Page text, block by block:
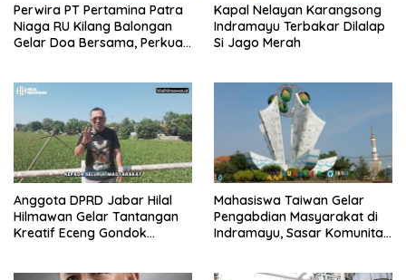
Perwira PT Pertamina Patra
Niaga RU Kilang Balongan
Gelar Doa Bersama, Perkuat
Kapal Nelayan Karangsong
Indramayu Terbakar Dilalap
Si Jago Merah
Anggota DPRD Jabar Hilal
Hilmawan Gelar Tantangan
Kreatif Eceng Gondok
Mahasiswa Taiwan Gelar
Pengabdian Masyarakat di
Indramayu, Sasar Komunitas